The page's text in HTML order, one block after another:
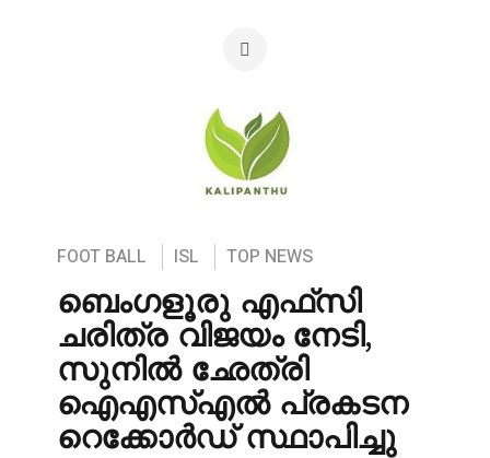
FOOT BALL ISL TOP NEWS
ബെംഗളൂരു എഫ്‌സി
ചരിത്ര വിജയം നേടി,
സുനിൽ ഛേത്രി
ഐ‌എസ്‌എൽ പ്രകടന
റെക്കോർഡ് സ്ഥാപിച്ചു